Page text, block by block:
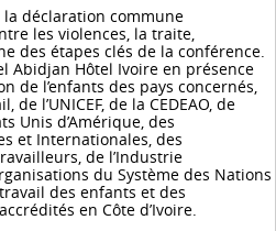
déclaration commune
les violences, la traite,
des étapes clés de la conférence.
Abidjan Hôtel Ivoire en présence
de l’enfants des pays concernés,
l’UNICEF, de la CEDEAO, de
Unis d’Amérique, des
et Internationales, des
de l’Industrie
du Système des Nations
des enfants et des
en Côte d’Ivoire.